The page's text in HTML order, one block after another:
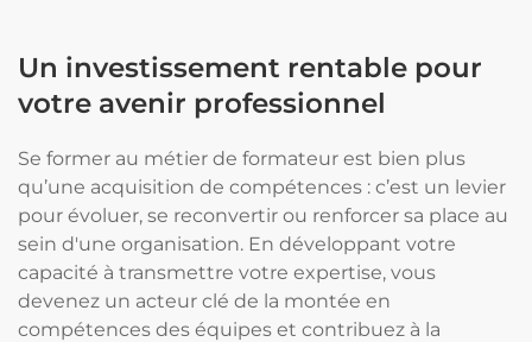
Un investissement rentable pour
votre avenir professionnel
Se former au métier de formateur est bien plus
qu’une acquisition de compétences : c’est un levier
pour évoluer, se reconvertir ou renforcer sa place au
sein d'une organisation. En développant votre
capacité à transmettre votre expertise, vous
devenez un acteur clé de la montée en
compétences des équipes et contribuez à la